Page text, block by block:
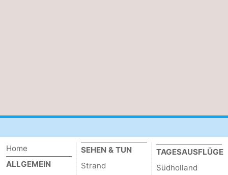
Home
ALLGEMEIN
SEHEN & TUN
Strand
TAGESAUSFLÜGE
Südholland